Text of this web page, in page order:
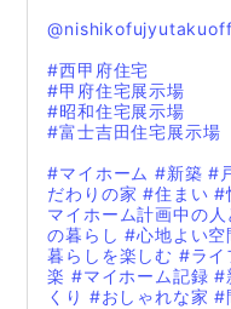
#西甲府住宅
#甲府住宅展示場
#昭和住宅展示場
#富士吉田住宅展示場
#マイホーム #新築 #
だわりの家 #住まい #
マイホーム計画中の
の暮らし #心地よい空
暮らしを楽しむ #ライ
楽 #マイホーム記録 #
くり #おしゃれな家 #